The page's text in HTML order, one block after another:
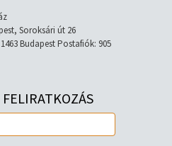
Soroksári út 26
Budapest Postafiók: 905